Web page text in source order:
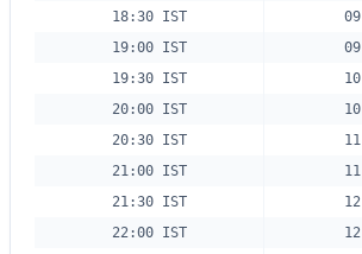
18:30 IST
19:00 IST
19:30 IST
20:00 IST
20:30 IST
21:00 IST
21:30 IST
22:00 IST